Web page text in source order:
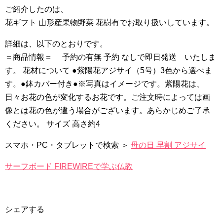
ご紹介したのは、
花ギフト 山形産果物野菜 花樹有でお取り扱いしています。
詳細は、以下のとおりです。
＝商品情報＝ 予約の有無 予約 なしで即日発送 いたしま
す。 花材について ●紫陽花アジサイ（5号）3色から選べま
す。●鉢カバー付き●※写真はイメージです。紫陽花は、
日々お花の色が変化するお花です。ご注文時によっては画
像とは花の色が違う場合がございます。あらかじめご了承
ください。 サイズ 高さ約4
スマホ・PC・タブレットで検索 ＞ 母の日 早割 アジサイ
サーフボード FIREWIREで学ぶ仏教
シェアする